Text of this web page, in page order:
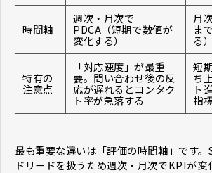
時間軸
週次・月次で
PDCA（短期で数値が
変化する）
月
ま
る）
特有の
注意点
「対応速度」が最重
要。問い合わせ後の反
応が遅れるとコンタク
ト率が急落する
短
ち
ト
指
最も重要な違いは「評価の時間軸」です
ドリードを扱うため週次・月次でKPIが変